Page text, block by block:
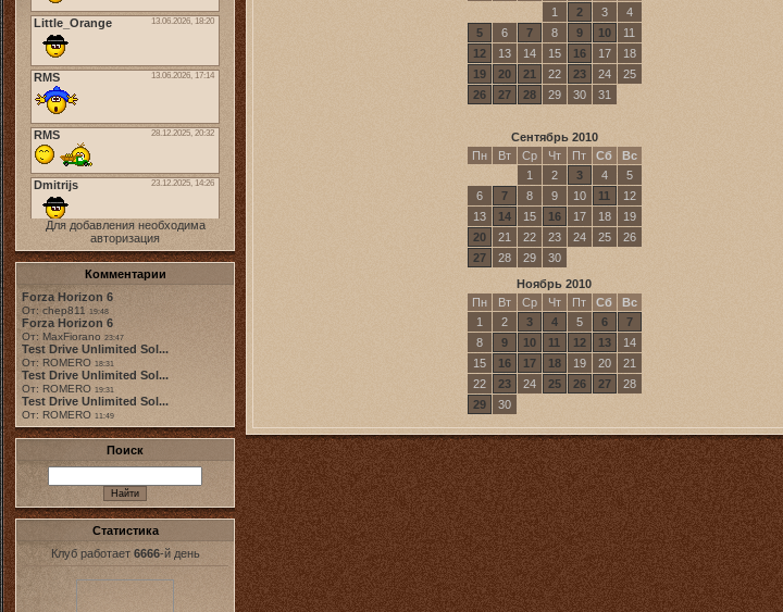
Для добавления необходима
авторизация
Комментарии
Forza Horizon 6
От: chep811 19:48
Forza Horizon 6
От: MaxFiorano 23:47
Test Drive Unlimited Sol...
От: ROMERO 18:31
Test Drive Unlimited Sol...
От: ROMERO 19:31
Test Drive Unlimited Sol...
От: ROMERO 11:49
Поиск
Статистика
Клуб работает 6666-й день
1
2 3
4
5
6 7 8 9 10
11
12
13 14 15 16 17
18
19
20 21 22 23 24
25
26
27 28 29 30 31
Сентябрь 2010
Пн
Вт Ср Чт Пт Сб
Вс
1
2 3 4
5
6
7 8 9 10 11
12
13
14 15 16 17 18
19
20
21 22 23 24 25
26
27
28 29 30
Ноябрь 2010
Пн
Вт Ср Чт Пт Сб
Вс
1
2 3 4 5 6
7
8
9 10 11 12 13
14
15
16 17 18 19 20
21
22
23 24 25 26 27
28
29
30